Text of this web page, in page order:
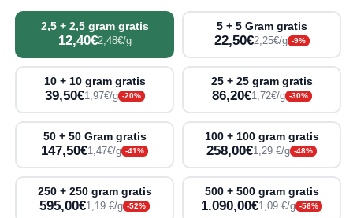
2,5 + 2,5 gram gratis
12,40€2,48€/g
5 + 5 Gram gratis
22,50€2,25€/g -9%
10 + 10 gram gratis
39,50€1,97€/g -20%
25 + 25 gram gratis
86,20€1,72€/g -30%
50 + 50 Gram gratis
147,50€1,47€/g -41%
100 + 100 gram gratis
258,00€1,29 €/g -48%
250 + 250 gram gratis
595,00€1,19 €/g -52%
500 + 500 gram gratis
1.090,00€1,09 €/g -56%